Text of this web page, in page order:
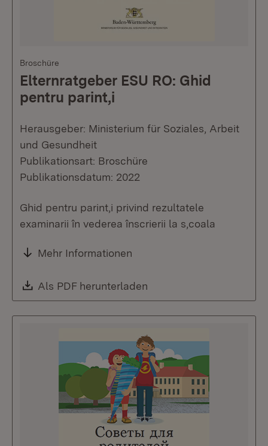
Broschüre
Elternratgeber ESU RO: Ghid
pentru parint,i
Herausgeber: Ministerium für Soziales, Arbeit
und Gesundheit
Publikationsart: Broschüre
Publikationsdatum: 2022
Ghid pentru parint,i privind rezultatele
examinarii în vederea înscrierii la s,coala
Mehr Informationen
Download:
Als PDF herunterladen